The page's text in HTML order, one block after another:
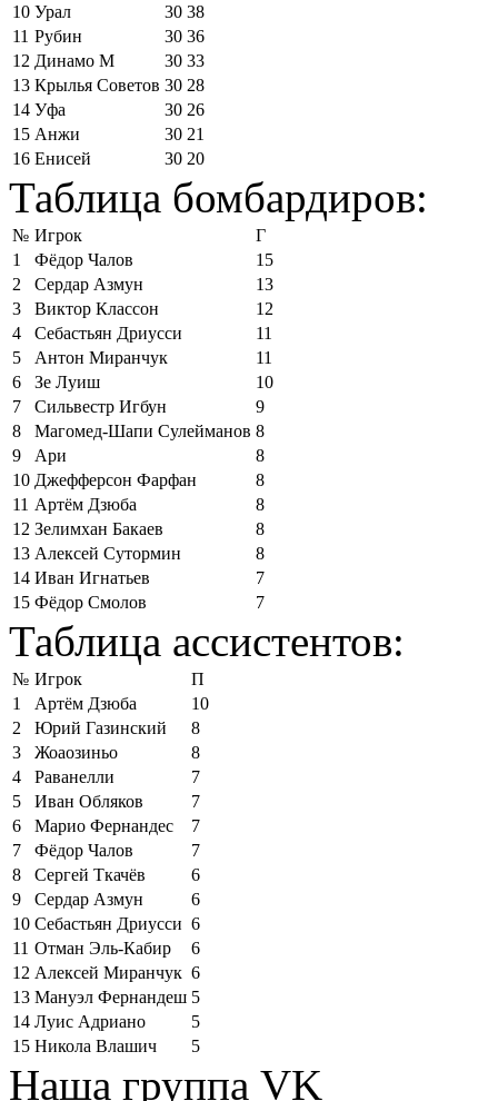
10 Урал 30 38
11 Рубин 30 36
12 Динамо М 30 33
13 Крылья Советов 30 28
14 Уфа 30 26
15 Анжи 30 21
16 Енисей 30 20
Таблица бомбардиров:
№ Игрок
Г
1
Фёдор Чалов
15
2
Сердар Азмун
13
3
Виктор Классон
12
4
Себастьян Дриусси
11
5
Антон Миранчук
11
6
Зе Луиш
10
7
Сильвестр Игбун
9
8
Магомед-Шапи Сулейманов 8
9
Ари
8
10 Джефферсон Фарфан
8
11 Артём Дзюба
8
12 Зелимхан Бакаев
8
13 Алексей Сутормин
8
14 Иван Игнатьев
7
15 Фёдор Смолов 7
Таблица ассистентов:
№ Игрок
П
1
Артём Дзюба
10
2
Юрий Газинский
8
3
Жоаозиньо
8
4
Раванелли
7
5
Иван Обляков
7
6
Марио Фернандес
7
7
Фёдор Чалов
7
8
Сергей Ткачёв
6
9
Сердар Азмун
6
10 Себастьян Дриусси 6
11 Отман Эль-Кабир
6
12 Алексей Миранчук 6
13 Мануэл Фернандеш 5
14 Луис Адриано
5
15 Никола Влашич 5
Наша группа VK